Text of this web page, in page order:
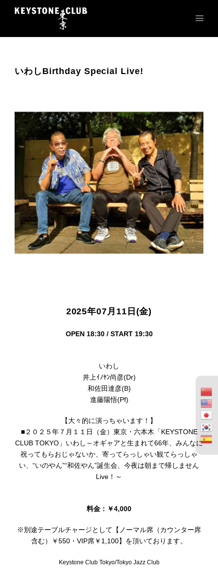
ン
いわしBirthday Special Live!
2025年07月11日(金)
OPEN 18:30 / START 19:30
いわし
井上ｲﾉﾔﾝ尚彦(Dr)
和佐田達彦(B)
進藤陽悟(Pf)
【大々的に演っちゃいます！】
■２０２５年７月１１日（金）東京・六本木「KEYSTONE
CLUB TOKYO」いわし～オギャアと生まれて66年、みんなに
祝ってもらおじゃないか、寄ってらっしゃい観てらっしゃ
い、“いのやん”“和佐やん”誕生会、今夜は朝まで帰しません
Live！～
料金：￥4,000
※別途テーブルチャージとして【ノーマル席（カウンター席
含む）￥550・VIP席￥1,100】を頂いております。
Keystone Club Tokyo/Tokyo Jazz Club